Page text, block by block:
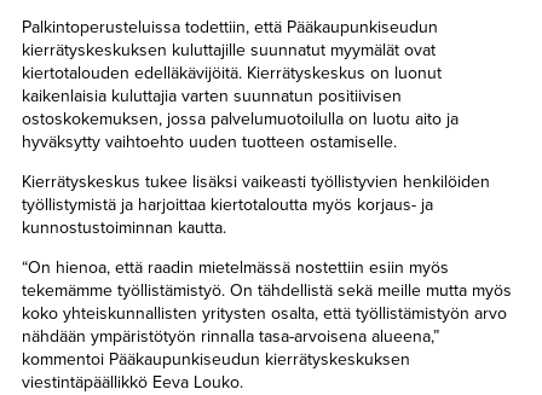
Palkintoperusteluissa todettiin, että Pääkaupunkiseudun
kierrätyskeskuksen kuluttajille suunnatut myymälät ovat
kiertotalouden edelläkävijöitä. Kierrätyskeskus on luonut
kaikenlaisia kuluttajia varten suunnatun positiivisen
ostoskokemuksen, jossa palvelumuotoilulla on luotu aito ja
hyväksytty vaihtoehto uuden tuotteen ostamiselle.
Kierrätyskeskus tukee lisäksi vaikeasti työllistyvien henkilöiden
työllistymistä ja harjoittaa kiertotaloutta myös korjaus- ja
kunnostustoiminnan kautta.
“On hienoa, että raadin mietelmässä nostettiin esiin myös
tekemämme työllistämistyö. On tähdellistä sekä meille mutta myös
koko yhteiskunnallisten yritysten osalta, että työllistämistyön arvo
nähdään ympäristötyön rinnalla tasa-arvoisena alueena,”
kommentoi Pääkaupunkiseudun kierrätyskeskuksen
viestintäpäällikkö Eeva Louko.